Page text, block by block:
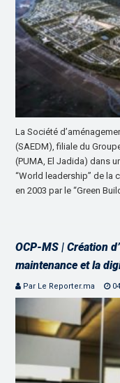
La Société
(SAEDM), filiale du
(PUMA, El Jadida) dans
“World leadership” de la
en 2003 par le “Green
OCP-MS | Création
maintenance et la
Par Le Reporter.ma